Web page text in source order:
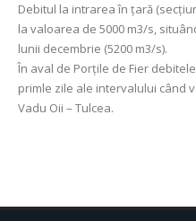
Debitul la intrarea în ţară
la valoarea de 5000 m3/s,
lunii decembrie (5200 m3/s).
În aval de Porţile de Fier
primle zile ale intervalului când
Vadu Oii – Tulcea.